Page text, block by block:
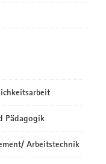
Pädagogik
Arbeitstechnik